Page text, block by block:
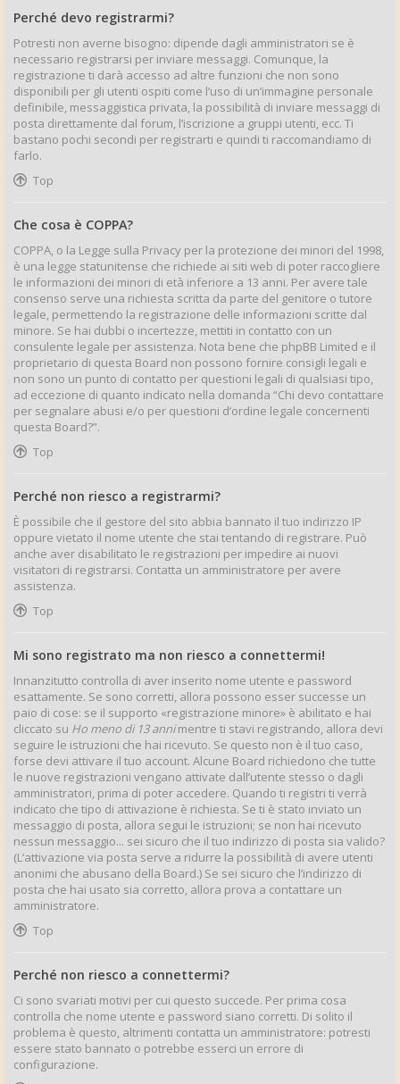
Perché devo registrarmi?
Potresti non averne bisogno: dipende dagli amministratori se è
necessario registrarsi per inviare messaggi. Comunque, la
registrazione ti darà accesso ad altre funzioni che non sono
disponibili per gli utenti ospiti come l’uso di un’immagine personale
definibile, messaggistica privata, la possibilità di inviare messaggi di
posta direttamente dal forum, l’iscrizione a gruppi utenti, ecc. Ti
bastano pochi secondi per registrarti e quindi ti raccomandiamo di
farlo.
Top
Che cosa è COPPA?
COPPA, o la Legge sulla Privacy per la protezione dei minori del 1998,
è una legge statunitense che richiede ai siti web di poter raccogliere
le informazioni dei minori di età inferiore a 13 anni. Per avere tale
consenso serve una richiesta scritta da parte del genitore o tutore
legale, permettendo la registrazione delle informazioni scritte dal
minore. Se hai dubbi o incertezze, mettiti in contatto con un
consulente legale per assistenza. Nota bene che phpBB Limited e il
proprietario di questa Board non possono fornire consigli legali e
non sono un punto di contatto per questioni legali di qualsiasi tipo,
ad eccezione di quanto indicato nella domanda “Chi devo contattare
per segnalare abusi e/o per questioni d’ordine legale concernenti
questa Board?”.
Top
Perché non riesco a registrarmi?
È possibile che il gestore del sito abbia bannato il tuo indirizzo IP
oppure vietato il nome utente che stai tentando di registrare. Può
anche aver disabilitato le registrazioni per impedire ai nuovi
visitatori di registrarsi. Contatta un amministratore per avere
assistenza.
Top
Mi sono registrato ma non riesco a connettermi!
Innanzitutto controlla di aver inserito nome utente e password
esattamente. Se sono corretti, allora possono esser successe un
paio di cose: se il supporto «registrazione minore» è abilitato e hai
cliccato su Ho meno di 13 annimentre ti stavi registrando, allora devi
seguire le istruzioni che hai ricevuto. Se questo non è il tuo caso,
forse devi attivare il tuo account. Alcune Board richiedono che tutte
le nuove registrazioni vengano attivate dall’utente stesso o dagli
amministratori, prima di poter accedere. Quando ti registri ti verrà
indicato che tipo di attivazione è richiesta. Se ti è stato inviato un
messaggio di posta, allora segui le istruzioni; se non hai ricevuto
nessun messaggio... sei sicuro che il tuo indirizzo di posta sia valido?
(L’attivazione via posta serve a ridurre la possibilità di avere utenti
anonimi che abusano della Board.) Se sei sicuro che l’indirizzo di
posta che hai usato sia corretto, allora prova a contattare un
amministratore.
Top
Perché non riesco a connettermi?
Ci sono svariati motivi per cui questo succede. Per prima cosa
controlla che nome utente e password siano corretti. Di solito il
problema è questo, altrimenti contatta un amministratore: potresti
essere stato bannato o potrebbe esserci un errore di
configurazione.